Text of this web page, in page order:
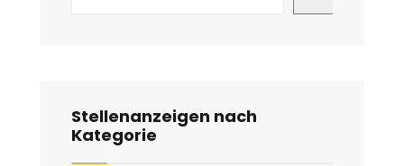
Stellenanzeigen nach
Kategorie